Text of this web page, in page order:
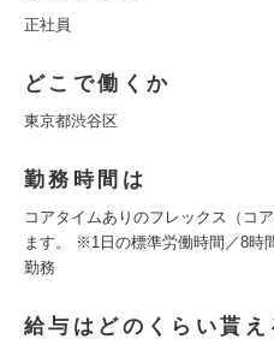
正社員
どこで働くか
東京都渋谷区
勤務時間は
コアタイムありのフレックス（コ
ます。 ※1日の標準労働時間／8時
勤務
給与はどのくらい貰え